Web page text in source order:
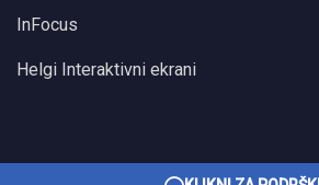
InFocus
Helgi Interaktivni ekrani